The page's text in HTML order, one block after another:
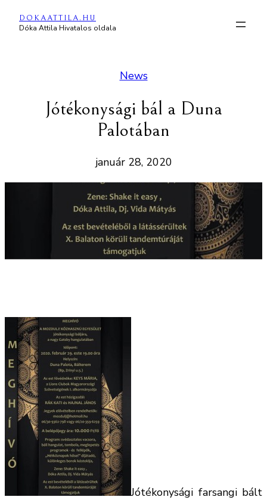
Ugrás
DOKAATTILA.HU
Dóka Attila Hivatalos oldala
News
Jótékonysági bál a Duna
Palotában
január 28, 2020
Jótékonysági farsangi bált